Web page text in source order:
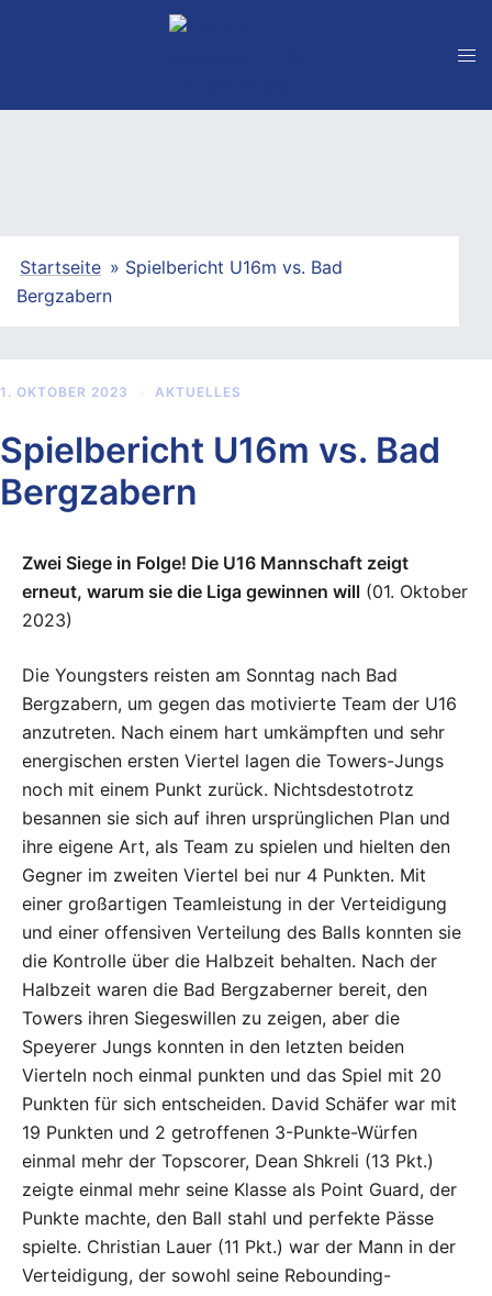
Startseite » Spielbericht U16m vs. Bad
Bergzabern
1. OKTOBER 2023 AKTUELLES
Spielbericht U16m vs. Bad
Bergzabern
Zwei Siege in Folge! Die U16 Mannschaft zeigt
erneut, warum sie die Liga gewinnen will (01. Oktober
2023)
Die Youngsters reisten am Sonntag nach Bad
Bergzabern, um gegen das motivierte Team der U16
anzutreten. Nach einem hart umkämpften und sehr
energischen ersten Viertel lagen die Towers-Jungs
noch mit einem Punkt zurück. Nichtsdestotrotz
besannen sie sich auf ihren ursprünglichen Plan und
ihre eigene Art, als Team zu spielen und hielten den
Gegner im zweiten Viertel bei nur 4 Punkten. Mit
einer großartigen Teamleistung in der Verteidigung
und einer offensiven Verteilung des Balls konnten sie
die Kontrolle über die Halbzeit behalten. Nach der
Halbzeit waren die Bad Bergzaberner bereit, den
Towers ihren Siegeswillen zu zeigen, aber die
Speyerer Jungs konnten in den letzten beiden
Vierteln noch einmal punkten und das Spiel mit 20
Punkten für sich entscheiden. David Schäfer war mit
19 Punkten und 2 getroffenen 3-Punkte-Würfen
einmal mehr der Topscorer, Dean Shkreli (13 Pkt.)
zeigte einmal mehr seine Klasse als Point Guard, der
Punkte machte, den Ball stahl und perfekte Pässe
spielte. Christian Lauer (11 Pkt.) war der Mann in der
Verteidigung, der sowohl seine Rebounding-